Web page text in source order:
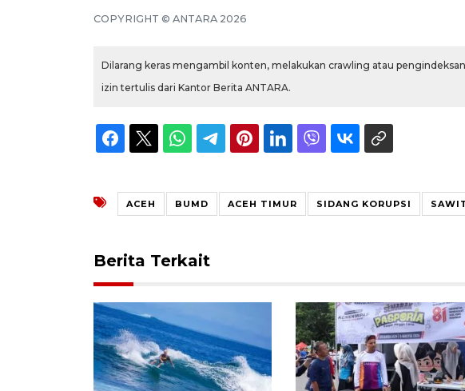
COPYRIGHT © ANTARA 2026
Dilarang keras mengambil konten, melakukan crawling atau
izin tertulis dari Kantor Berita ANTARA.
ACEH BUMD ACEH TIMUR SIDANG KORUPSI
Berita Terkait